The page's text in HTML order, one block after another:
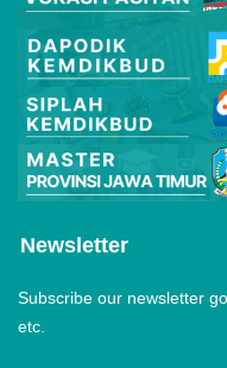
Newsletter
Subscribe our newsletter
etc.